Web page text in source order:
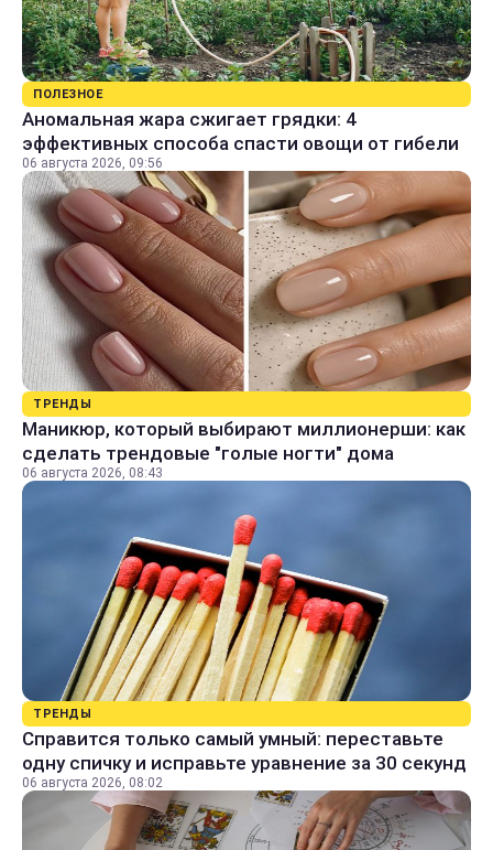
ПОЛЕЗНОЕ
Аномальная жара сжигает грядки: 4
эффективных способа спасти овощи от гибели
06 августа 2026, 09:56
ТРЕНДЫ
Маникюр, который выбирают миллионерши: как
сделать трендовые "голые ногти" дома
06 августа 2026, 08:43
ТРЕНДЫ
Справится только самый умный: переставьте
одну спичку и исправьте уравнение за 30 секунд
06 августа 2026, 08:02